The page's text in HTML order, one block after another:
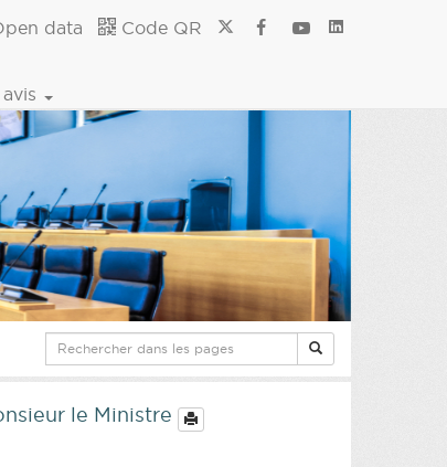
data Code QR
le Ministre